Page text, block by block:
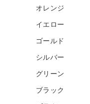
オレンジ
イエロー
ゴールド
シルバー
グリーン
ブラック